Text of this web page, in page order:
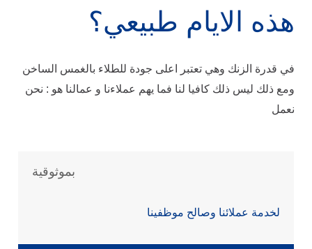
هذه الايام طبيعي؟
في قدرة الزنك وهي تعتبر اعلى جودة للطلاء بالغمس الساخن
ومع ذلك ليس ذلك كافيا لنا فما يهم عملاءنا و عمالنا هو : نحن
نعمل
بموثوقية
لخدمة عملائنا وصالح موظفينا